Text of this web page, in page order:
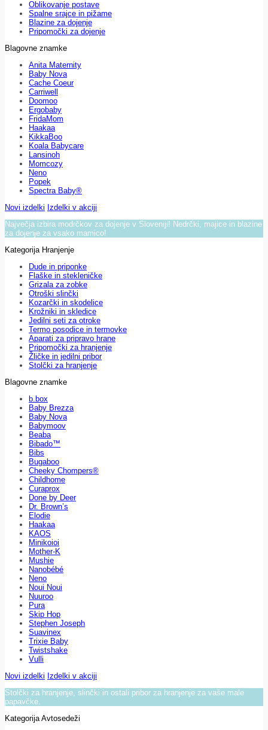
Oblikovanje postave
Spalne srajce in pižame
Blazine za dojenje
Pripomočki za dojenje
Blagovne znamke
Anita Maternity
Baby Nova
Cache Coeur
Carriwell
Doomoo
Ergobaby
FridaMom
Haakaa
KikkaBoo
Koala Babycare
Lansinoh
Momcozy
Neno
Popek
Spectra Baby®
Novi izdelki Izdelki v akciji
Največja izbira modrčkov za dojenje v Sloveniji! Nedrčki, majice in blazine
za dojenje za vsako mamico!
Kategorija Hranjenje
Dude in priponke
Flaške in stekleničke
Grizala za zobke
Otroški slinčki
Kozarčki in skodelice
Krožniki in skledice
Jedilni seti za otroke
Termo posodice in termovke
Aparati za pripravo hrane
Pripomočki za hranjenje
Žličke in jedilni pribor
Stolčki za hranjenje
Blagovne znamke
b.box
Baby Brezza
Baby Nova
Babymoov
Beaba
Bibado™
Bibs
Bugaboo
Cheeky Chompers®
Childhome
Curaprox
Done by Deer
Dr. Brown’s
Elodie
Haakaa
KAOS
Minikoioi
Mother-K
Mushie
Nanobébé
Neno
Noui Noui
Nuuroo
Pura
Skip Hop
Stephen Joseph
Suavinex
Trixie Baby
Twistshake
Vulli
Novi izdelki Izdelki v akciji
Stolčki za hranjenje, slinčki in ostali pribor za hranjenje za vaše male
papavčke.
Kategorija Avtosedeži